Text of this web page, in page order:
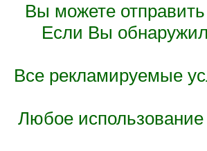
Вы можете
Если Вы
Все рекламируемые
Любое